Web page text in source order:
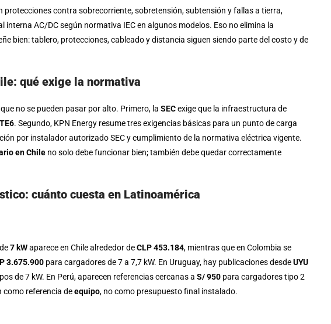
protecciones contra sobrecorriente, sobretensión, subtensión y fallas a tierra,
interna AC/DC según normativa IEC en algunos modelos. Eso no elimina la
bien: tablero, protecciones, cableado y distancia siguen siendo parte del costo y de
qué exige la normativa
no se pueden pasar por alto. Primero, la SECexige que la infraestructura de
TE6. Segundo, KPN Energy resume tres exigencias básicas para un punto de carga
por instalador autorizado SEC y cumplimiento de la normativa eléctrica vigente.
en Chile no solo debe funcionar bien; también debe quedar correctamente
cuánto cuesta en Latinoamérica
7 kWaparece en Chile alrededor deCLP 453.184, mientras que en Colombia se
3.675.900 para cargadores de 7 a 7,7 kW. En Uruguay, hay publicaciones desdeUYU
de 7 kW. En Perú, aparecen referencias cercanas a S/ 950 para cargadores tipo 2
como referencia deequipo, no como presupuesto final instalado.